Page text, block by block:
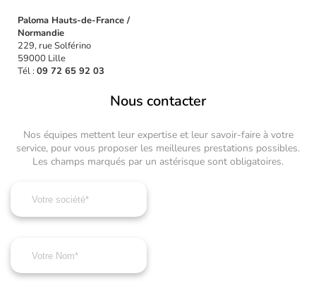
Paloma Hauts-de-France /
Normandie
229, rue Solférino
59000 Lille
Tél : 09 72 65 92 03
Nous contacter
Nos équipes mettent leur expertise et leur savoir-faire à votre
service, pour vous proposer les meilleures prestations possibles.
Les champs marqués par un astérisque sont obligatoires.